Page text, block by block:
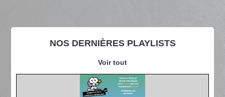
NOS DERNIÈRES PLAYLISTS
Voir tout